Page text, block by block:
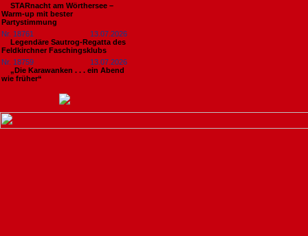
STARnacht am Wörthersee –
Warm-up mit bester
Partystimmung
Nr. 18761
13.07.2026
Legendäre Sautrog-Regatta des
Feldkirchner Faschingsklubs
Nr. 18759
13.07.2026
„Die Karawanken . . . ein Abend
wie früher“